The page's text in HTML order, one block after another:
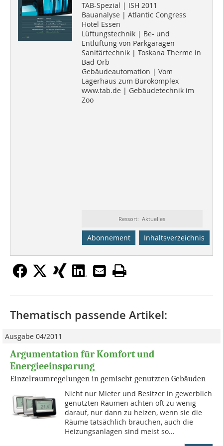
TAB-Spezial | ISH 2011
Bauanalyse | Atlantic Congress
Hotel Essen
Lüftungstechnik | Be- und
Entlüftung von Parkgaragen
Sanitärtechnik | Toskana Therme in
Bad Orb
Gebäudeautomation | Vom
Lagerhaus zum Bürokomplex
www.tab.de | Gebäudetechnik im
Zoo
Ressort: Aktuelles
Abonnement Inhaltsverzeichnis
Thematisch passende Artikel:
Ausgabe 04/2011
Argumentation für Komfort und
Energieeinsparung
Einzelraumregelungen in gemischt genutzten Gebäuden
Nicht nur Mieter und Besitzer in gewerblich
genutzten Räumen achten oft zu wenig
darauf, nur dann zu heizen, wenn sie die
Räume tatsächlich brauchen, auch die
Heizungsanlagen sind meist so...